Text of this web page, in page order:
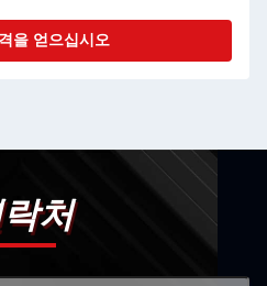
을 얻으십시오
락처